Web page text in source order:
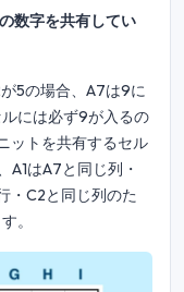
数字を共有してい
5の場合、A7は9に
には必ず9が入るの
ットを共有するセル
A1はA7と同じ列・
・C2と同じ列のた
。